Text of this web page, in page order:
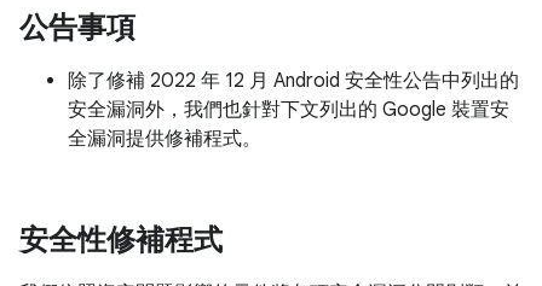
公告事項
除了修補 2022 年 12 月 Android 安全性公告中列出的
安全漏洞外，我們也針對下文列出的 Google 裝置安
全漏洞提供修補程式。
安全性修補程式